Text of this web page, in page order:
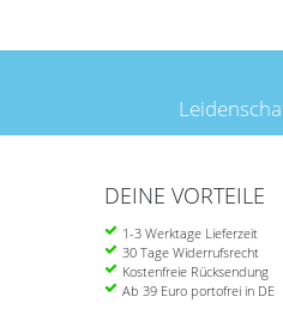
DEINE VORTEILE
1-3 Werktage Lieferzeit
30 Tage Widerrufsrecht
Kostenfreie Rücksendung
Ab 39 Euro portofrei in DE